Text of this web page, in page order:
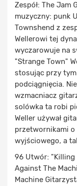
Zespół: The Jam
muzyczny: punk
Townshend z
Wellerowi tej
wyczarowuje na
"Strange Town"
stosując przy
podciągnięcia.
wzmacniacz
solówka ta robi
Weller używał
przetwornikami o
wyjściowego, a
96 Utwór: "Killing
Against The
Machine